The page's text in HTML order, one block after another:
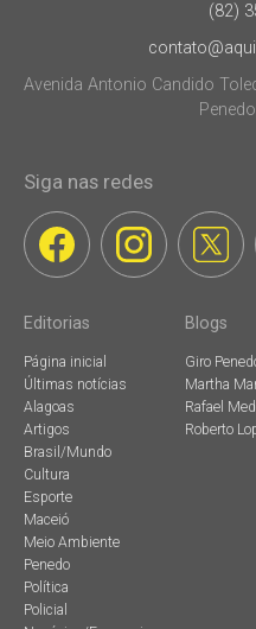
(82)
Avenida Antonio Candido
Siga nas redes
Editorias
Página inicial
Últimas notícias
Alagoas
Artigos
Brasil/Mundo
Cultura
Esporte
Maceió
Meio Ambiente
Penedo
Política
Policial
Blogs
Giro
Martha
Rafael
Roberto